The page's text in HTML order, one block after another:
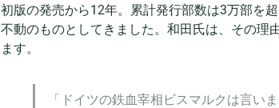
初版の発売から12年。累計発行部数は3万部を
不動のものとしてきました。和田氏は、その理
ます。
「ドイツの鉄血宰相ビスマルクは言い